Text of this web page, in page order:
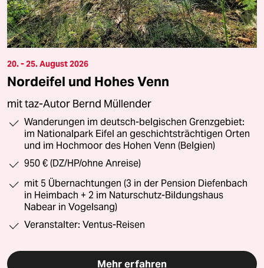
20. - 25. August 2026
Nordeifel und Hohes Venn
mit taz-Autor Bernd Müllender
Wanderungen im deutsch-belgischen Grenzgebiet:
im Nationalpark Eifel an geschichtsträchtigen Orten
und im Hochmoor des Hohen Venn (Belgien)
950 € (DZ/HP/ohne Anreise)
mit 5 Übernachtungen (3 in der Pension Diefenbach
in Heimbach + 2 im Naturschutz-Bildungshaus
Nabear in Vogelsang)
Veranstalter: Ventus-Reisen
Mehr erfahren